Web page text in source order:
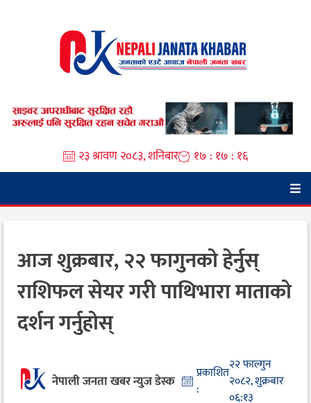
२३ श्रावण २०८३, शनिबार १७ : १७ : १७
आज शुक्रबार, २२ फागुनको हेर्नुस्
राशिफल सेयर गरी पाथिभारा माताको
दर्शन गर्नुहोस्
नेपाली जनता खबर न्युज डेस्क
प्रकाशित
:
२२ फाल्गुन
२०८२, शुक्रबार
०६:१३